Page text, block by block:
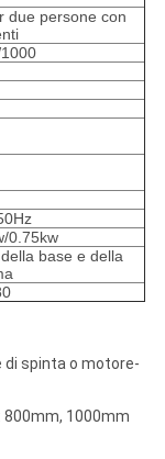
due persone con
0.75kw
base e della
di spinta o motore-
1000mm